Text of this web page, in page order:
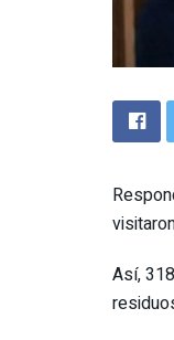
Así,